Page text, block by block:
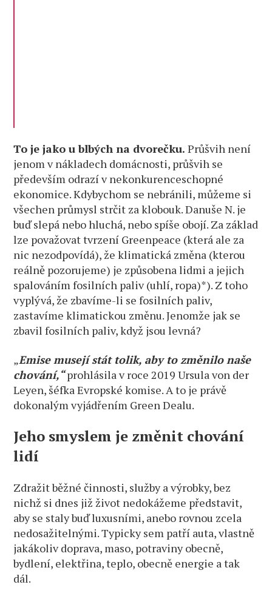
To je jako u blbých na dvorečku.Průšvih není
jenom v nákladech domácnosti, průšvih se
především odrazí v nekonkurenceschopné
ekonomice. Kdybychom se nebránili, můžeme si
všechen průmysl strčit za klobouk. Danuše N. je
buď slepá nebo hluchá, nebo spíše obojí. Za základ
lze považovat tvrzení Greenpeace (která ale za
nic nezodpovídá), že klimatická změna (kterou
reálně pozorujeme) je způsobena lidmi a jejich
spalováním fosilních paliv (uhlí, ropa)*). Z toho
vyplývá, že zbavíme-li se fosilních paliv,
zastavíme klimatickou změnu. Jenomže jak se
zbavil fosilních paliv, když jsou levná?
„Emise musejí stát tolik, aby to změnilo naše
chování,“prohlásila v roce 2019 Ursula von der
Leyen, šéfka Evropské komise. A to je právě
dokonalým vyjádřením Green Dealu.
Jeho smyslem je změnit chování
lidí
Zdražit běžné činnosti, služby a výrobky, bez
nichž si dnes již život nedokážeme představit,
aby se staly buď luxusními, anebo rovnou zcela
nedosažitelnými. Typicky sem patří auta, vlastně
jakákoliv doprava, maso, potraviny obecně,
bydlení, elektřina, teplo, obecně energie a tak
dál.